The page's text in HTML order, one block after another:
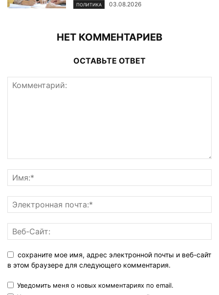
ПОЛИТИКА 03.08.2026
НЕТ КОММЕНТАРИЕВ
ОСТАВЬТЕ ОТВЕТ
сохраните мое имя, адрес электронной почты и веб-сайт
в этом браузере для следующего комментария.
Уведомить меня о новых комментариях по email.